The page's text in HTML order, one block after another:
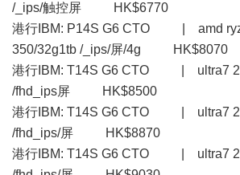
/_ips/触控屏 HK$6770
港行IBM: P14S G6 CTO | amd
350/32g1tb /_ips/屏/4g HK$8070
港行IBM: T14S G6 CTO | ultra7
/fhd_ips屏 HK$8500
港行IBM: T14S G6 CTO | ultra7
/fhd_ips/屏 HK$8870
港行IBM: T14S G6 CTO | ultra7